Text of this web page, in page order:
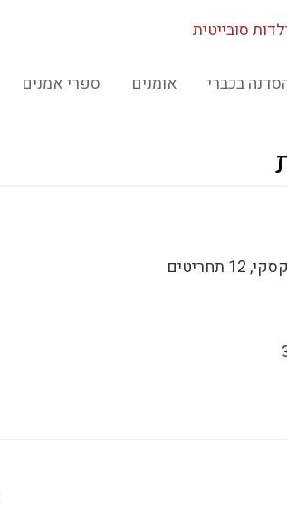
סובייטית
ספרי אמנים אומנים בכברי